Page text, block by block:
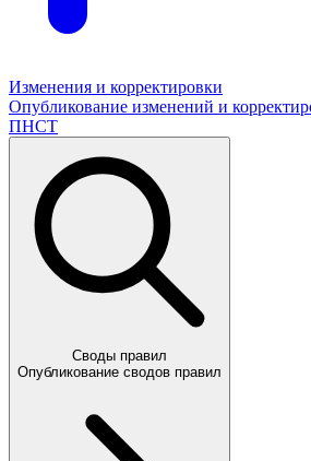
Изменения и корректировки
Опубликование изменений и
ПНСТ
Своды правил
Опубликование сводов правил